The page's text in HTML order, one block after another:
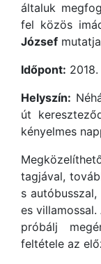
általuk
fel közös
József
Időpont:
Helyszín:
út
kényelmes
tagjával,
s
es
próbálj
feltétele az